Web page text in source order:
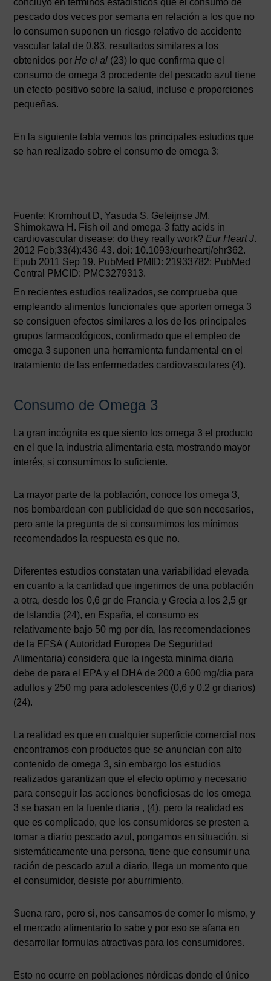
concluyó en términos estadísticos que el consumo de
pescado dos veces por semana en relación a los que no
lo consumen suponen un riesgo relativo de accidente
vascular fatal de 0.83, resultados similares a los
obtenidos por He el al (23) lo que confirma que el
consumo de omega 3 procedente del pescado azul tiene
un efecto positivo sobre la salud, incluso e proporciones
pequeñas.
En la siguiente tabla vemos los principales estudios que
se han realizado sobre el consumo de omega 3:
Fuente: Kromhout D, Yasuda S, Geleijnse JM,
Shimokawa H. Fish oil and omega-3 fatty acids in
cardiovascular disease: do they really work? Eur Heart J.
2012 Feb;33(4):436-43. doi: 10.1093/eurheartj/ehr362.
Epub 2011 Sep 19. PubMed PMID: 21933782; PubMed
Central PMCID: PMC3279313.
En recientes estudios realizados, se comprueba que
empleando alimentos funcionales que aporten omega 3
se consiguen efectos similares a los de los principales
grupos farmacológicos, confirmado que el empleo de
omega 3 suponen una herramienta fundamental en el
tratamiento de las enfermedades cardiovasculares (4).
Consumo de Omega 3
La gran incógnita es que siento los omega 3 el producto
en el que la industria alimentaria esta mostrando mayor
interés, si consumimos lo suficiente.
La mayor parte de la población, conoce los omega 3,
nos bombardean con publicidad de que son necesarios,
pero ante la pregunta de si consumimos los mínimos
recomendados la respuesta es que no.
Diferentes estudios constatan una variabilidad elevada
en cuanto a la cantidad que ingerimos de una población
a otra, desde los 0,6 gr de Francia y Grecia a los 2,5 gr
de Islandia (24), en España, el consumo es
relativamente bajo 50 mg por día, las recomendaciones
de la EFSA ( Autoridad Europea De Seguridad
Alimentaria) considera que la ingesta minima diaria
debe de para el EPA y el DHA de 200 a 600 mg/dia para
adultos y 250 mg para adolescentes (0,6 y 0.2 gr diarios)
(24).
La realidad es que en cualquier superficie comercial nos
encontramos con productos que se anuncian con alto
contenido de omega 3, sin embargo los estudios
realizados garantizan que el efecto optimo y necesario
para conseguir las acciones beneficiosas de los omega
3 se basan en la fuente diaria , (4), pero la realidad es
que es complicado, que los consumidores se presten a
tomar a diario pescado azul, pongamos en situación, si
sistemáticamente una persona, tiene que consumir una
ración de pescado azul a diario, llega un momento que
el consumidor, desiste por aburrimiento.
Suena raro, pero si, nos cansamos de comer lo mismo, y
el mercado alimentario lo sabe y por eso se afana en
desarrollar formulas atractivas para los consumidores.
Esto no ocurre en poblaciones nórdicas donde el único